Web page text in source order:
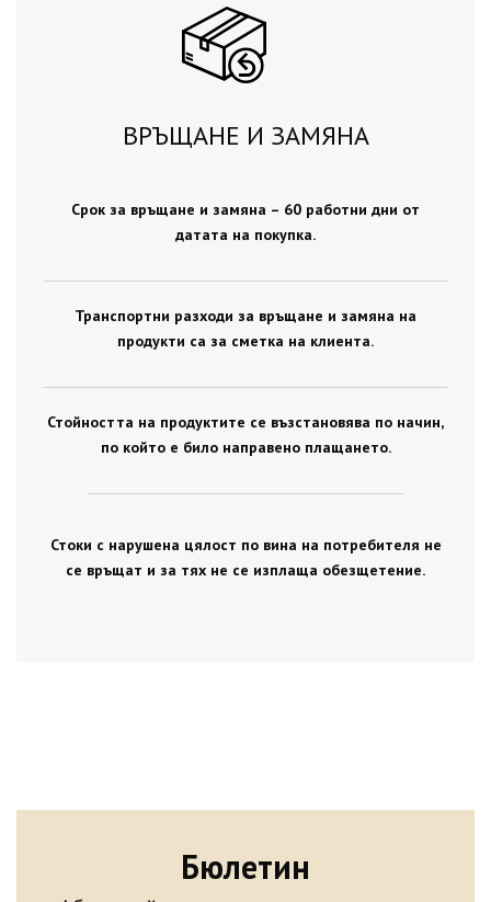
ВРЪЩАНЕ И ЗАМЯНА
Срок за връщане и замяна – 60 работни дни от
датата на покупка.
Транспортни разходи за връщане и замяна на
продукти са за сметка на клиента.
Стойността на продуктите се възстановява по начин,
по който е било направено плащането.
Стоки с нарушена цялост по вина на потребителя не
се връщат и за тях не се изплаща обезщетение.
Бюлетин